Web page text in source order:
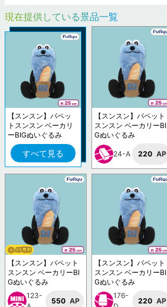
現在提供している景品一覧
【スンスン】パペッ
トスンスン ベーカリ
ーBIGぬいぐるみ
すべて見る
【スンスン】パペット
スンスン ベーカリーBI
Gぬいぐるみ
24-A 220 AP
【スンスン】パペット
スンスン ベーカリーBI
Gぬいぐるみ
123-
550 AP
【スンスン】パペット
スンスン ベーカリーBI
Gぬいぐるみ
176-
220 AP